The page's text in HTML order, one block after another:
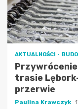
AKTUALNOŚCI
trasie
przerwie
Paulina Krawczyk